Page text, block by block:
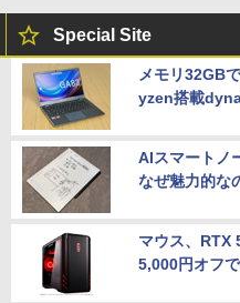
Special Site
メモリ32GB
yzen搭載
AIスマートノ
なぜ魅力的な
マウス、RTX
5,000円オフ